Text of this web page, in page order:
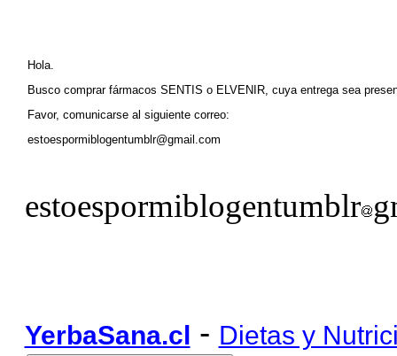
Hola.
Busco comprar fármacos SENTIS o ELVENIR, cuya entrega sea
Favor, comunicarse al siguiente correo:
estoespormiblogentumblr@gmail.com
estoespormiblogentumblr
YerbaSana.cl - Dietas y